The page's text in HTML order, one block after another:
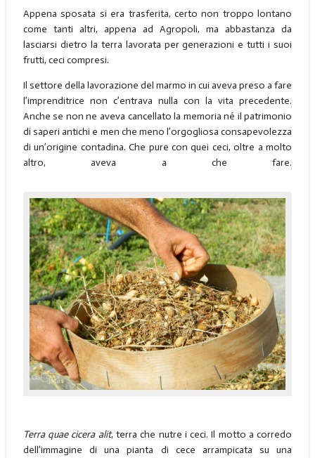
Appena sposata si era trasferita, certo non troppo lontano
come tanti altri, appena ad Agropoli, ma abbastanza da
lasciarsi dietro la terra lavorata per generazioni e tutti i suoi
frutti, ceci compresi.
Il settore della lavorazione del marmo in cui aveva preso a fare
l’imprenditrice non c’entrava nulla con la vita precedente.
Anche se non ne aveva cancellato la memoria né il patrimonio
di saperi antichi e men che meno l’orgogliosa consapevolezza
di un’origine contadina. Che pure con quei ceci, oltre a molto
altro, aveva a che fare.
Terra quae cicera alit, terra che nutre i ceci. Il motto a corredo
dell’immagine di una pianta di cece arrampicata su una